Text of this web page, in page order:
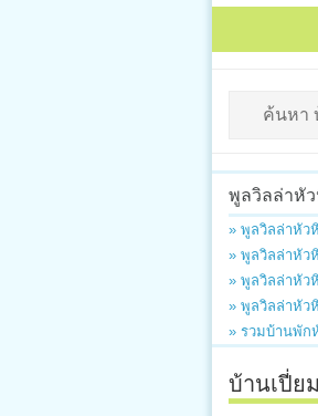
พูลวิลล่าหั
» พูลวิลล่าหัว
» พูลวิลล่าหัว
» พูลวิลล่าหัว
» พูลวิลล่าหัว
» รวมบ้านพัก
บ้านเปี่ย